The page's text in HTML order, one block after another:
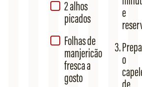
2 alhos
picados
Folhas de
manjericão
fresca a
gosto
e
o